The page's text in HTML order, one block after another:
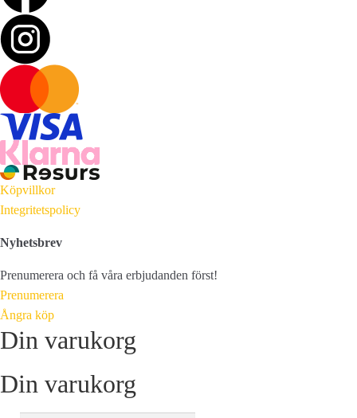
Köpvillkor
Integritetspolicy
Nyhetsbrev
Prenumerera och få våra erbjudanden först!
Prenumerera
Ångra köp
Din varukorg
Din varukorg